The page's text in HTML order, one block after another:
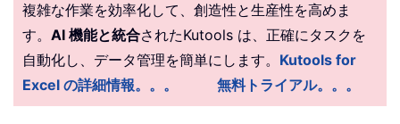
複雑な作業を効率化して、創造性と生産性を高めま
す。 AI 機能と統合されたKutools は、正確にタスクを
自動化し、データ管理を簡単にします。 Kutools for
Excel の詳細情報。。。
無料トライアル。。。